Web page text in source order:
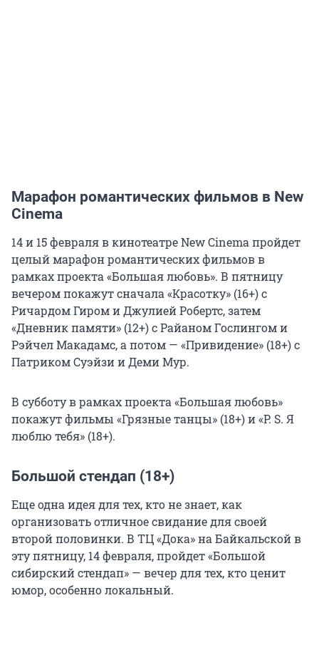
Марафон романтических фильмов в New
Cinema
14 и 15 февраля в кинотеатре New Cinema пройдет
целый марафон романтических фильмов в
рамках проекта «Большая любовь». В пятницу
вечером покажут сначала «Красотку» (16+) с
Ричардом Гиром и Джулией Робертс, затем
«Дневник памяти» (12+) с Райаном Гослингом и
Рэйчел Макадамс, а потом — «Привидение» (18+) с
Патриком Суэйзи и Деми Мур.
В субботу в рамках проекта «Большая любовь»
покажут фильмы «Грязные танцы» (18+) и «P. S. Я
люблю тебя» (18+).
Большой стендап (18+)
Еще одна идея для тех, кто не знает, как
организовать отличное свидание для своей
второй половинки. В ТЦ «Дока» на Байкальской в
эту пятницу, 14 февраля, пройдет «Большой
сибирский стендап» — вечер для тех, кто ценит
юмор, особенно локальный.